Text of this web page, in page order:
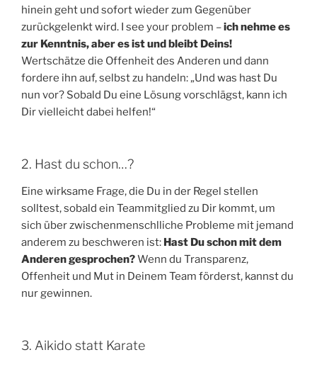
hinein geht und sofort wieder zum Gegenüber
zurückgelenkt wird. I see your problem –ich nehme es
zur Kenntnis, aber es ist und bleibt Deins!
Wertschätze die Offenheit des Anderen und dann
fordere ihn auf, selbst zu handeln: „Und was hast Du
nun vor? Sobald Du eine Lösung vorschlägst, kann ich
Dir vielleicht dabei helfen!“
2. Hast du schon…?
Eine wirksame Frage, die Du in der Regel stellen
solltest, sobald ein Teammitglied zu Dir kommt, um
sich über zwischenmenschlliche Probleme mit jemand
anderem zu beschweren ist: Hast Du schon mit dem
Anderen gesprochen?Wenn du Transparenz,
Offenheit und Mut in Deinem Team förderst, kannst du
nur gewinnen.
3. Aikido statt Karate